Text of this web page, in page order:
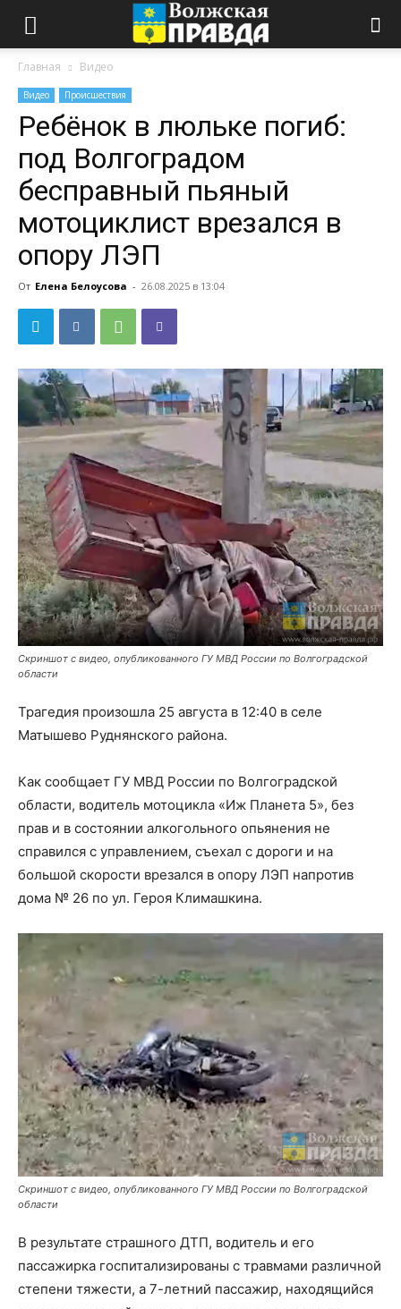
Главная Видео
Видео Происшествия
Ребёнок в люльке погиб:
под Волгоградом
бесправный пьяный
мотоциклист врезался в
опору ЛЭП
От Елена Белоусова - 26.08.2025 в 13:04
Скриншот с видео, опубликованного ГУ МВД России по Волгоградской
области
Трагедия произошла 25 августа в 12:40 в селе
Матышево Руднянского района.
Как сообщает ГУ МВД России по Волгоградской
области, водитель мотоцикла «Иж Планета 5», без
прав и в состоянии алкогольного опьянения не
справился с управлением, съехал с дороги и на
большой скорости врезался в опору ЛЭП напротив
дома № 26 по ул. Героя Климашкина.
Скриншот с видео, опубликованного ГУ МВД России по Волгоградской
области
В результате страшного ДТП, водитель и его
пассажирка госпитализированы с травмами различной
степени тяжести, а 7-летний пассажир, находящийся